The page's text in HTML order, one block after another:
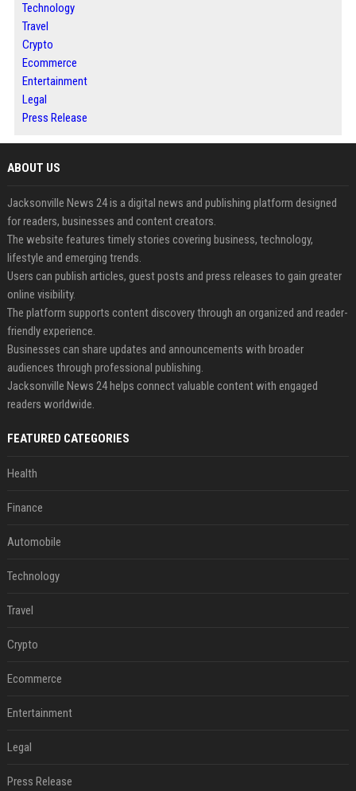
Technology
Travel
Crypto
Ecommerce
Entertainment
Legal
Press Release
ABOUT US
Jacksonville News 24 is a digital news and publishing platform designed
for readers, businesses and content creators.
The website features timely stories covering business, technology,
lifestyle and emerging trends.
Users can publish articles, guest posts and press releases to gain greater
online visibility.
The platform supports content discovery through an organized and reader-
friendly experience.
Businesses can share updates and announcements with broader
audiences through professional publishing.
Jacksonville News 24 helps connect valuable content with engaged
readers worldwide.
FEATURED CATEGORIES
Health
Finance
Automobile
Technology
Travel
Crypto
Ecommerce
Entertainment
Legal
Press Release